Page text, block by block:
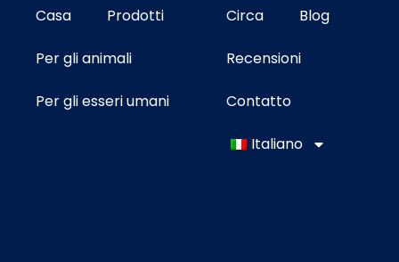
Casa Prodotti
Per gli animali
Per gli esseri umani
Circa Blog
Recensioni
Contatto
Italiano